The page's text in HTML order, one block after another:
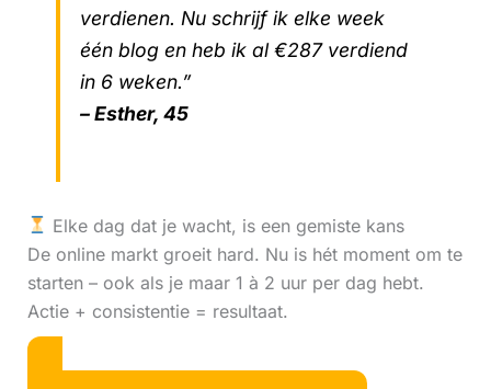
verdienen. Nu schrijf ik elke week
één blog en heb ik al €287 verdiend
in 6 weken.”
– Esther, 45
Elke dag dat je wacht, is een gemiste kans
De online markt groeit hard. Nu is hét moment om te
starten – ook als je maar 1 à 2 uur per dag hebt.
Actie + consistentie = resultaat.